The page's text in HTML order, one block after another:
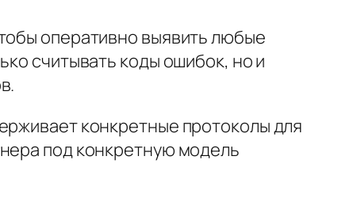
оперативно выявить любые
считывать коды ошибок, но и
конкретные протоколы для
под конкретную модель